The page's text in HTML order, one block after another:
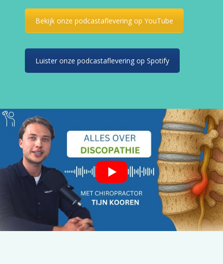
Bekijk onze podcastaflevering op YouTube
Luister onze podcastaflevering op Spotify